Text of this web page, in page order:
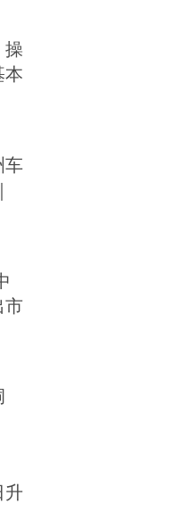
操
本
车
市
升